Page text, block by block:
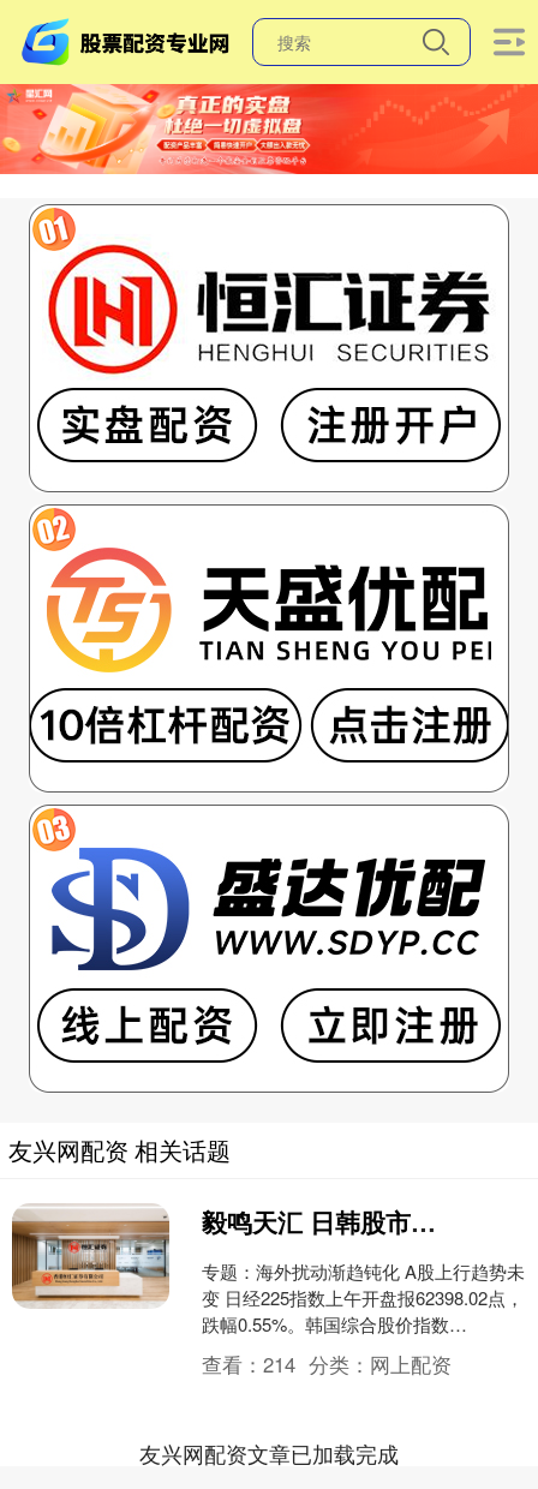
友兴网配资 相关话题
毅鸣天汇 日韩股市低开 韩国低开1.7%
专题：海外扰动渐趋钝化 A股上行趋势未
变 日经225指数上午开盘报62398.02点，
跌幅0.55%。韩国综合股价指数
（KOSPI）开盘下跌1.7%，至7513....
查看：214 分类： 网上配资
友兴网配资文章已加载完成